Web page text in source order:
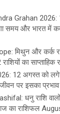
Grahan
समय और भारत में
मिथुन और कर्क
का साप्ताहिक
12 अगस्त को
पर इसका प्रभाव
धनु राशि
का राशिफल